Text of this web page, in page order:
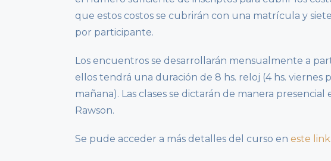
que estos costos se cubrirán con una matrícula y
por participante.
Los encuentros se desarrollarán mensualmente a
ellos tendrá una duración de 8 hs. reloj (4 hs. viernes
mañana). Las clases se dictarán de manera
Rawson.
Se pude acceder a más detalles del curso en este link